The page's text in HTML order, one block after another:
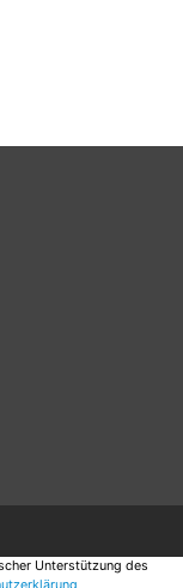
Unterstützung des